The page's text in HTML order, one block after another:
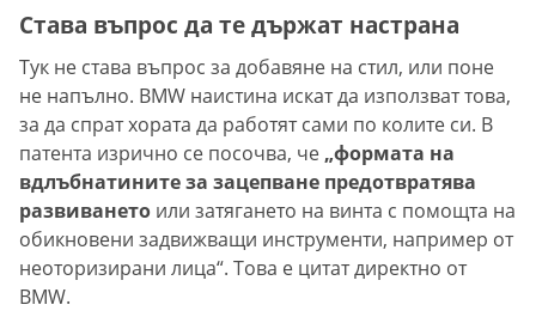
Става въпрос да те държат настрана
Тук не става въпрос за добавяне на стил, или поне
не напълно. BMW наистина искат да използват това,
за да спрат хората да работят сами по колите си. В
патента изрично се посочва, че „формата на
вдлъбнатините за зацепване предотвратява
развиването или затягането на винта с помощта на
обикновени задвижващи инструменти, например от
неоторизирани лица“. Това е цитат директно от
BMW.